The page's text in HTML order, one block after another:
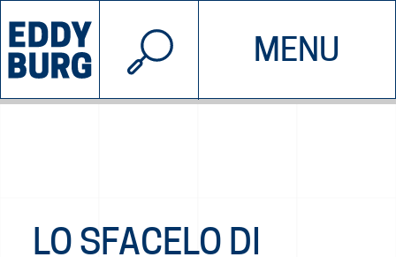
MENU
INIZIATIVE CHI SIAMO
© 2026 EDDYBURG
LO SFACELO DI